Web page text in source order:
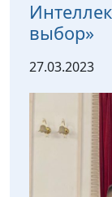
выбор»
27.03.2023